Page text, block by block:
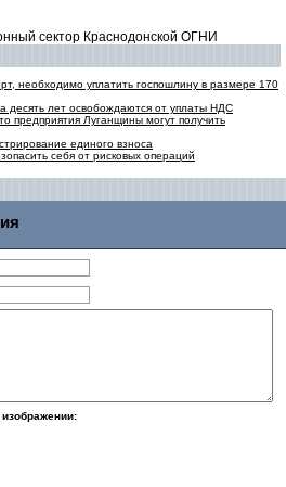
сектор Краснодонской ОГНИ
необходимо уплатить госпошлину в размере 170
десять лет освобождаются от уплаты НДС
предприятия Луганщины могут получить
единого взноса
себя от рисковых операций